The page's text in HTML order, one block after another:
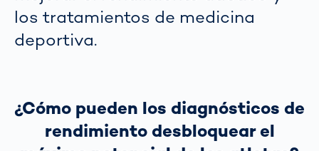
los tratamientos de medicina
deportiva.
¿Cómo pueden los diagnósticos de
rendimiento desbloquear el